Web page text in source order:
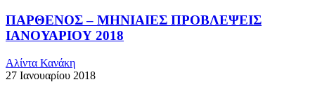
ΠΑΡΘΕΝΟΣ – ΜΗΝΙΑΙΕΣ ΠΡΟΒΛΕΨΕΙΣ
ΙΑΝΟΥΑΡΙΟΥ 2018
Αλίντα Κανάκη
27 Ιανουαρίου 2018